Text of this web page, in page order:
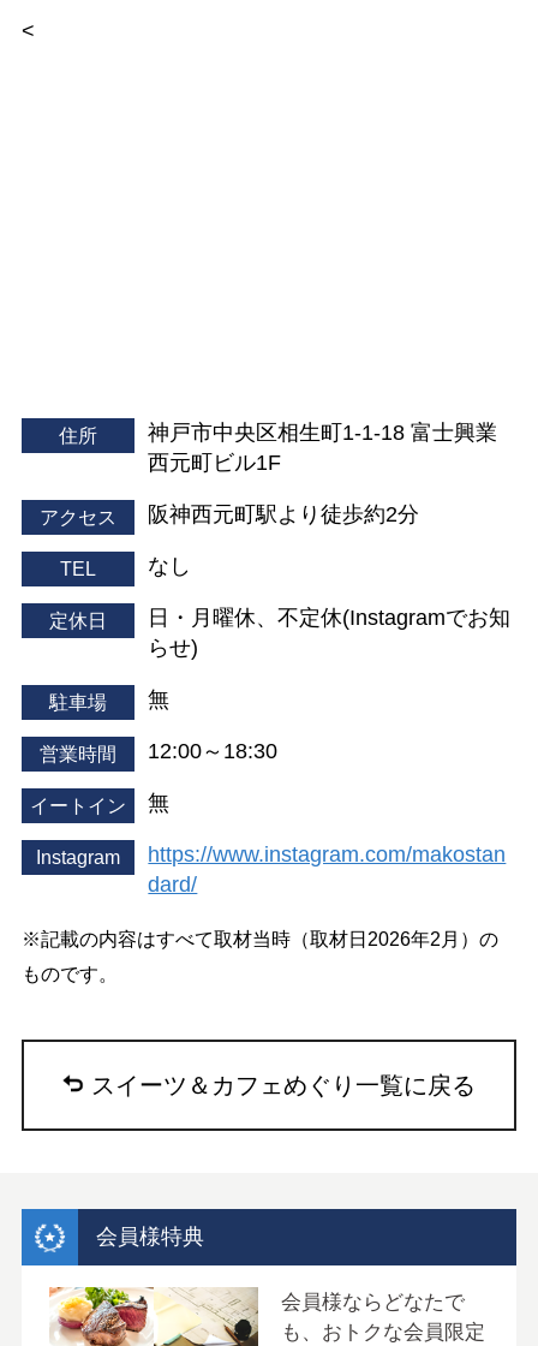
<
住所
神戸市中央区相生町1-1-18 富士興業
西元町ビル1F
アクセス 阪神西元町駅より徒歩約2分
TEL なし
定休日
日・月曜休、不定休(Instagramでお知
らせ)
駐車場 無
営業時間 12:00～18:30
イートイン 無
Instagram
https://www.instagram.com/makostan
dard/
※記載の内容はすべて取材当時（取材日2026年2月）の
ものです。
スイーツ＆カフェめぐり一覧に戻る
会員様特典
会員様ならどなたで
も、おトクな会員限定